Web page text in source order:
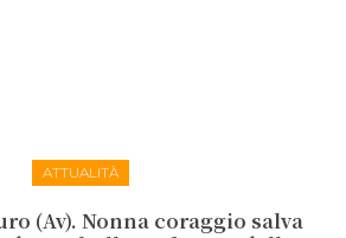
ATTUALITÀ
(Av). Nonna coraggio salva